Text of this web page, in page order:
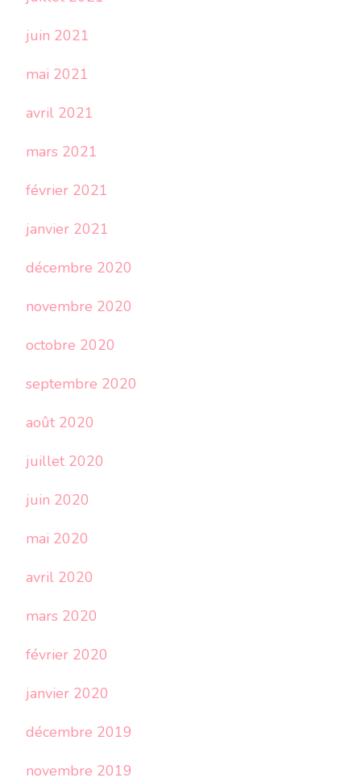
juin 2021
mai 2021
avril 2021
mars 2021
février 2021
janvier 2021
décembre 2020
novembre 2020
octobre 2020
septembre 2020
août 2020
juillet 2020
juin 2020
mai 2020
avril 2020
mars 2020
février 2020
janvier 2020
décembre 2019
novembre 2019